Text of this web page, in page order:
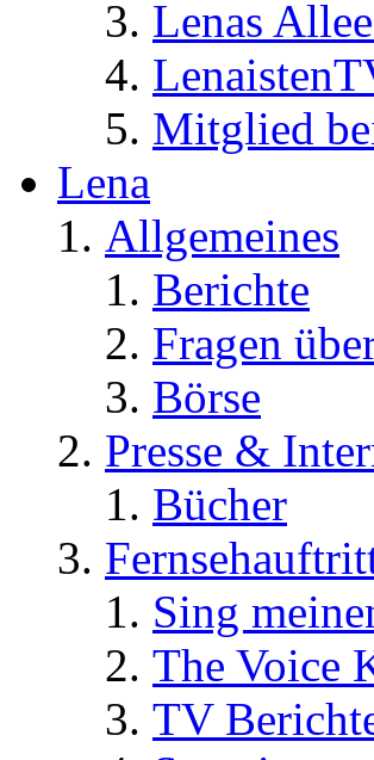
Lenas
Mitglied
Lena
Allgemeines
Berichte
Fragen
Börse
Presse &
Bücher
Sing
The Voice
TV